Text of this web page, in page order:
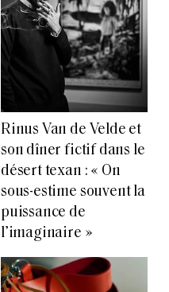
Rinus Van de Velde et
son dîner fictif dans le
désert texan : « On
sous-estime souvent la
puissance de
l’imaginaire »